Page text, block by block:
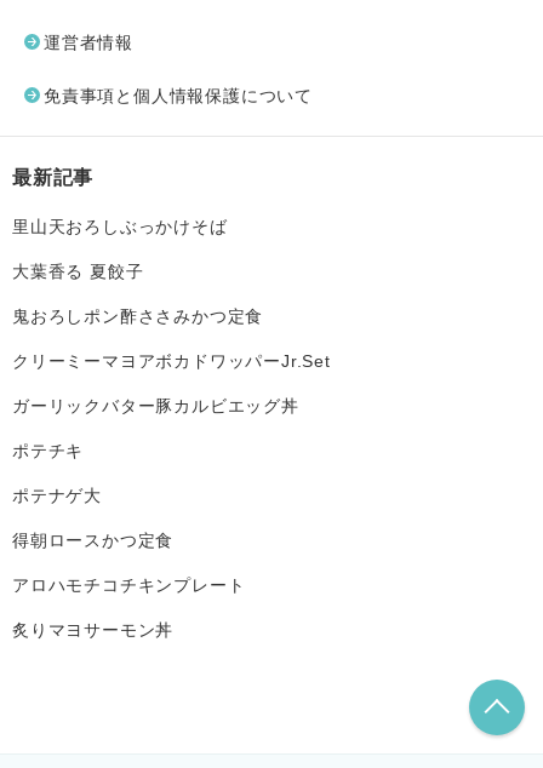
運営者情報
免責事項と個人情報保護について
最新記事
里山天おろしぶっかけそば
大葉香る 夏餃子
鬼おろしポン酢ささみかつ定食
クリーミーマヨアボカドワッパーJr.Set
ガーリックバター豚カルビエッグ丼
ポテチキ
ポテナゲ大
得朝ロースかつ定食
アロハモチコチキンプレート
炙りマヨサーモン丼